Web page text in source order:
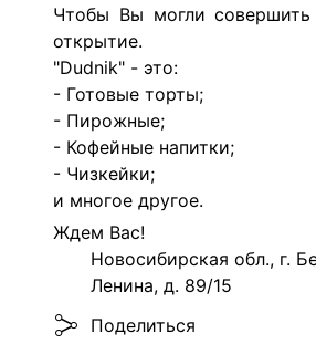
Чтобы Вы могли совершить
открытие.
"Dudnik" - это:
- Готовые торты;
- Пирожные;
- Кофейные напитки;
- Чизкейки;
и многое другое.
Ждем Вас!
Новосибирская обл., г.
Ленина, д. 89/15
Поделиться